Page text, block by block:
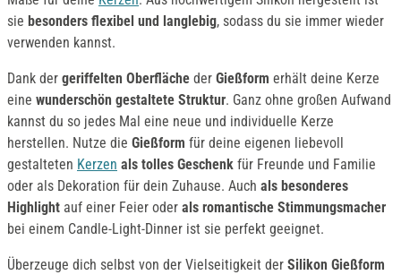
sie besonders flexibel und langlebig, sodass du sie immer wieder
verwenden kannst.
Dank der geriffelten Oberfläche der Gießform erhält deine Kerze
eine wunderschön gestaltete Struktur. Ganz ohne großen Aufwand
kannst du so jedes Mal eine neue und individuelle Kerze
herstellen. Nutze die Gießform für deine eigenen liebevoll
gestalteten Kerzen als tolles Geschenk für Freunde und Familie
oder als Dekoration für dein Zuhause. Auch als besonderes
Highlight auf einer Feier oder als romantische Stimmungsmacher
bei einem Candle-Light-Dinner ist sie perfekt geeignet.
Überzeuge dich selbst von der Vielseitigkeit der Silikon Gießform